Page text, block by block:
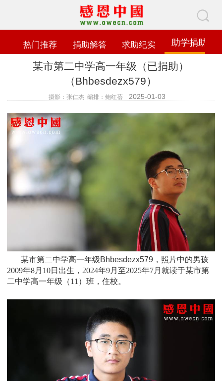
热门推荐 捐助解答 求助纪实 助学捐助
某市第二中学高一年级（已捐助）
（Bhbesdezx579）
摄影：张仁杰 编排：鲍红蓓 2025-01-03
某市第二中学高一年级Bhbesdezx579，照片中的男孩
2009年8月10日 出生， 2024年9月至2025年7月 就读于某市第
二中学高一年级 （11）班 ，住校。